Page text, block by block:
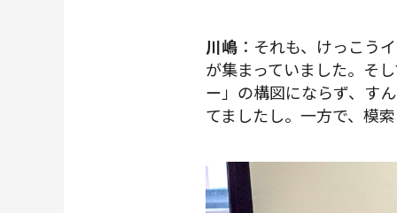
川嶋 ：それも、けっこう
が集まっていました。そ
ー」の構図にならず、す
てましたし。一方で、模